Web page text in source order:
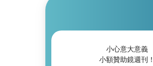
小心意大意義
小額贊助鏡週刊！